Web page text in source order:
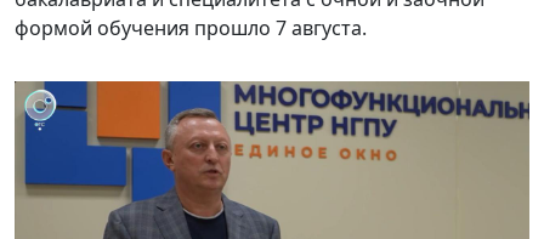
формой обучения прошло 7 августа.